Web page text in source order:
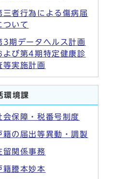
三者行為による傷病届
ついて
3期データヘルス計画
よび第4期特定健康診
等実施計画
環境課
会保障・税番号制度
籍の届出等異動・調製
留関係事務
籍謄本妙本